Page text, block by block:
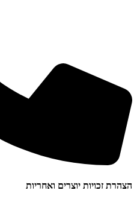
הצהרת זכויות יוצרים ואחריות